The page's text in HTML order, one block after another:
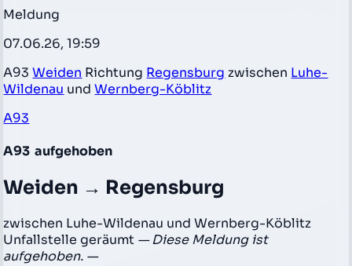
Meldung
07.06.26, 19:59
A93Weiden Richtung Regensburg zwischen Luhe-
Wildenau undWernberg-Köblitz
A93
A93 aufgehoben
Weiden → Regensburg
zwischen Luhe-Wildenau und Wernberg-Köblitz
Unfallstelle geräumt — Diese Meldung ist
aufgehoben. —